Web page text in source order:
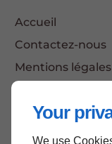
Your
We use
Accueil
Contactez-nous
Mentions légales